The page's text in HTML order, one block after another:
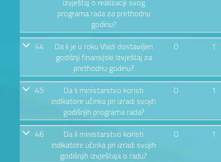
izvještaj o realizaciji svog
programa rada za prethodnu
godinu?
44
Da li je u roku Vladi dostaviljen
godišnji finansijski izvještaj za
prethodnu godinu?
0 1
45
Da li ministarstvo koristi
indikatore učinka pri izradi svojih
godišnjih programa rada?
0 1
46
Da li ministarstvo koristi
indikatore učinka pri izradi svojih
godišnjih izvještaja o radu?
0 1